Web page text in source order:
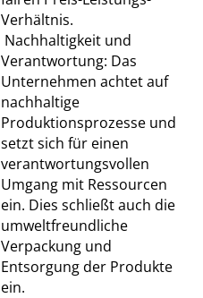
Verhältnis.
Nachhaltigkeit und
Verantwortung: Das
Unternehmen achtet auf
nachhaltige
Produktionsprozesse und
setzt sich für einen
verantwortungsvollen
Umgang mit Ressourcen
ein. Dies schließt auch die
umweltfreundliche
Verpackung und
Entsorgung der Produkte
ein.